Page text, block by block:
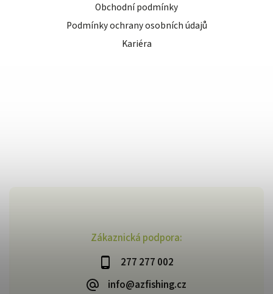
Zákaznická podpora:
277 277 002
info@azfishing.cz
Obchodní podmínky
Podmínky ochrany osobních údajů
Kariéra